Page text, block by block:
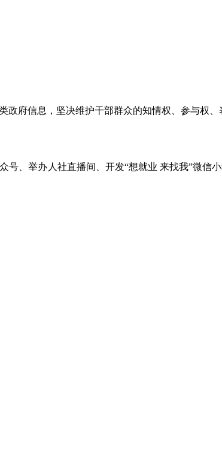
府信息，坚决维护干部群众的知情权、参与权、
、举办人社直播间、开发“想就业 来找我”微信